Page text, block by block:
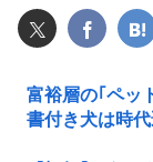
富裕層の｢ペッ
書付き犬は時